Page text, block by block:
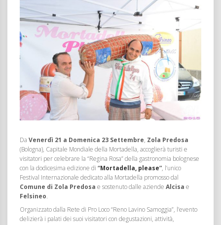
Da Venerdì 21 a Domenica 23 Settembre, Zola Predosa
(Bologna), Capitale Mondiale della Mortadella, accoglierà turisti e
visitatori per celebrare la “Regina Rosa” della gastronomia bolognese
con la dodicesima edizione di “Mortadella, please”, l’unico
Festival Internazionale dedicato alla Mortadella promosso dal
Comune di Zola Predosa e sostenuto dalle aziende Alcisa e
Felsineo.
Organizzato dalla Rete di Pro Loco “Reno Lavino Samoggia”, l’evento
delizierà i palati dei suoi visitatori con degustazioni, attività,